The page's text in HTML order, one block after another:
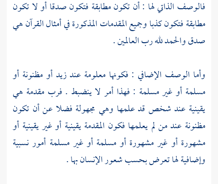
فالوصف الذاتي لها : أن تكون مطابقة فتكون صدقا أو لا تكون
مطابقة فتكون كذبا وجميع المقدمات المذكورة في أمثال القرآن هي
صدق والحمد لله رب العالمين .
وأما الوصف الإضافي : فكونها معلومة عند زيد أو مظنونة أو
مسلمة أو غير مسلمة : فهذا أمر لا ينضبط . فرب مقدمة هي
يقينية عند شخص قد علمها وهي مجهولة فضلا عن أن تكون
مظنونة عند من لم يعلمها فكون المقدمة يقينية أو غير يقينية أو
مشهورة أو غير مشهورة أو مسلمة أو غير مسلمة أمور نسبية
وإضافية لها تعرض بحسب شعور الإنسان بها .